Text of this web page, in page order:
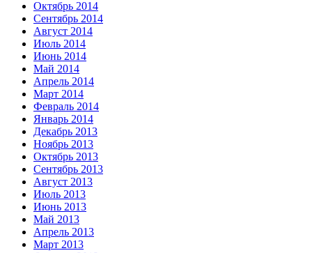
Октябрь 2014
Сентябрь 2014
Август 2014
Июль 2014
Июнь 2014
Май 2014
Апрель 2014
Март 2014
Февраль 2014
Январь 2014
Декабрь 2013
Ноябрь 2013
Октябрь 2013
Сентябрь 2013
Август 2013
Июль 2013
Июнь 2013
Май 2013
Апрель 2013
Март 2013